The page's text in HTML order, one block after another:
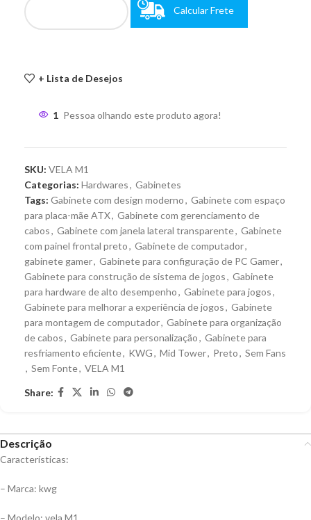
Calcular Frete
+ Lista de Desejos
1 Pessoa olhando este produto agora!
SKU: VELA M1
Categorias: Hardwares, Gabinetes
Tags: Gabinete com design moderno, Gabinete com espaço
para placa-mãe ATX, Gabinete com gerenciamento de
cabos, Gabinete com janela lateral transparente, Gabinete
com painel frontal preto, Gabinete de computador,
gabinete gamer, Gabinete para configuração de PC Gamer,
Gabinete para construção de sistema de jogos, Gabinete
para hardware de alto desempenho, Gabinete para jogos,
Gabinete para melhorar a experiência de jogos, Gabinete
para montagem de computador, Gabinete para organização
de cabos, Gabinete para personalização, Gabinete para
resfriamento eficiente, KWG, Mid Tower, Preto, Sem Fans
, Sem Fonte, VELA M1
Share:
Descrição
Características:
– Marca: kwg